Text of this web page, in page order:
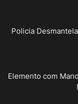
Policia
Elemento com